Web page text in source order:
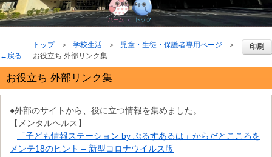
戻る
トップ 学校生活
児童・生徒・保護者専用ページ
お役立ち 外部リンク集
印刷
お役立ち 外部リンク集
●外部のサイトから、役に立つ情報を集めました。
【メンタルヘルス】
「子ども情報ステーション by ぷるすあるは」からだとこころを
メンテ18のヒント – 新型コロナウイルス版